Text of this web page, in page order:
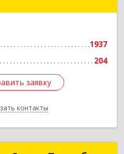
1937
204
заявку
контакты
Подробнее
заявку
Назад